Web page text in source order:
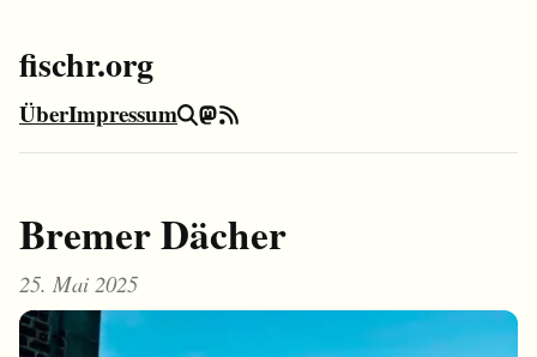
fischr.org
ÜberImpressumSuche
Mastodon
RSS-Feed
Bremer Dächer
25. Mai 2025